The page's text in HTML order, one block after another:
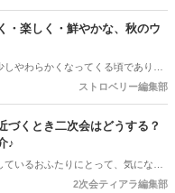
楽しく・鮮やかな、秋のウ
やわらかくなってくる頃であり、
てくる季節。同時に、おいしいもの
ストロベリー編集部
づくとき二次会はどうする？
♪
いるおふたりにとって、気になる
り開催できそうだけど、「二次会は
2次会ティアラ編集部